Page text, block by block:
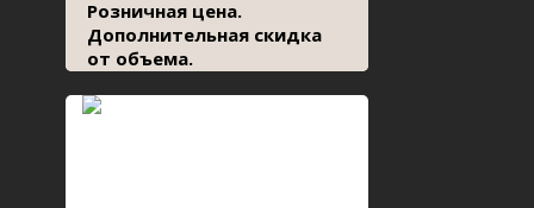
Розничная цена.
Дополнительная скидка
от объема.